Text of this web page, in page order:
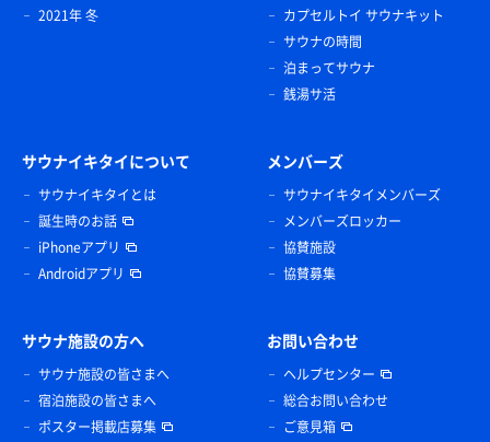
2021年 冬
カプセルトイ サウナキット
サウナの時間
泊まってサウナ
銭湯サ活
サウナイキタイについて
サウナイキタイとは
誕生時のお話
iPhoneアプリ
Androidアプリ
メンバーズ
サウナイキタイメンバーズ
メンバーズロッカー
協賛施設
協賛募集
サウナ施設の方へ
サウナ施設の皆さまへ
宿泊施設の皆さまへ
ポスター掲載店募集
お問い合わせ
ヘルプセンター
総合お問い合わせ
ご意見箱